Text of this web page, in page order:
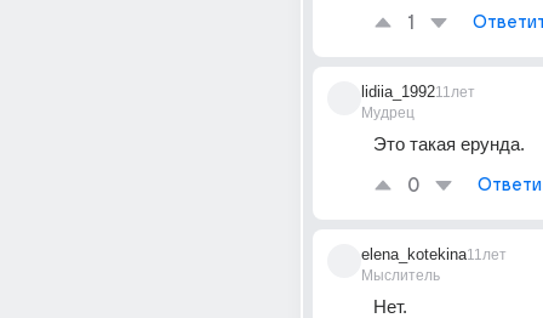
1
lidiia_1992
Мудрец
11лет
Это такая ерунда.
0
elena_kotekina
Мыслитель
11лет
Нет.